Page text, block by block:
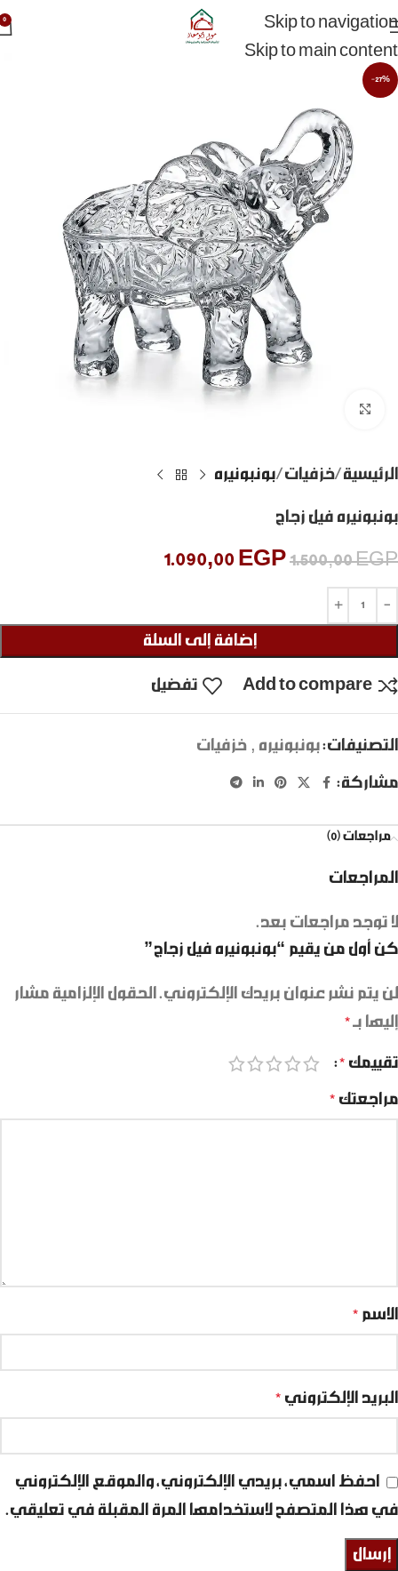
Skip to navigation
Skip to main content
0
-27%
الرئيسية خزفيات بونبونيره
بونبونيره فيل زجاج
1.500,00EGP
1.090,00 EGP
إضافة إلى السلة
Add to compare تفضيل
التصنيفات:بونبونيره , خزفيات
مشاركة:
مراجعات (0)
المراجعات
لا توجد مراجعات بعد.
كن أول من يقيم “بونبونيره فيل زجاج”
لن يتم نشر عنوان بريدك الإلكتروني. الحقول الإلزامية مشار
إليها بـ *
تقييمك *
مراجعتك *
الاسم *
البريد الإلكتروني *
احفظ اسمي، بريدي الإلكتروني، والموقع الإلكتروني
في هذا المتصفح لاستخدامها المرة المقبلة في تعليقي.